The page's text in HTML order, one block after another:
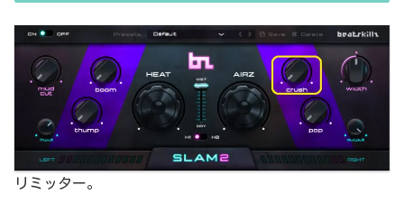
リミッター。